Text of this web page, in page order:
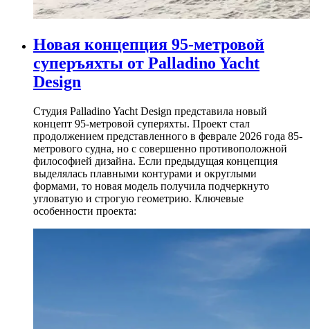
Новая концепция 95-метровой
суперъяхты от Palladino Yacht
Design
Студия Palladino Yacht Design представила новый
концепт 95-метровой суперяхты. Проект стал
продолжением представленного в феврале 2026 года 85-
метрового судна, но с совершенно противоположной
философией дизайна. Если предыдущая концепция
выделялась плавными контурами и округлыми
формами, то новая модель получила подчеркнуто
угловатую и строгую геометрию. Ключевые
особенности проекта: